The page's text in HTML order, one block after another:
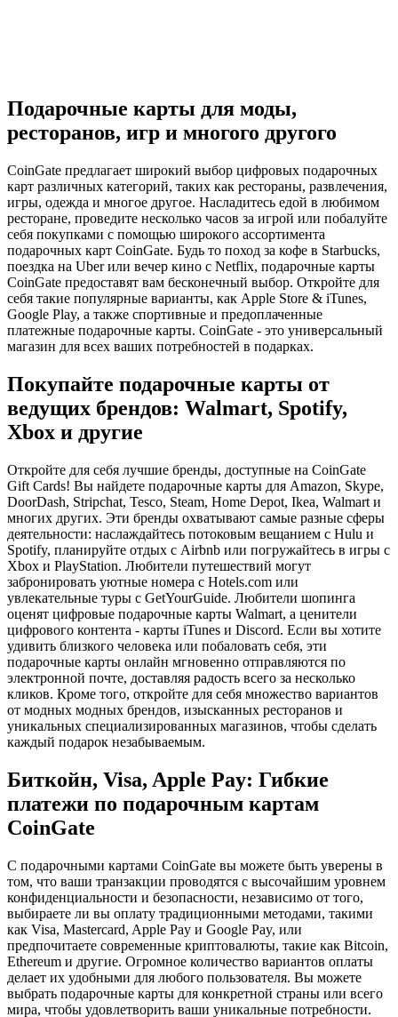
Подарочные карты для моды,
ресторанов, игр и многого другого
CoinGate предлагает широкий выбор цифровых подарочных
карт различных категорий, таких как рестораны, развлечения,
игры, одежда и многое другое. Насладитесь едой в любимом
ресторане, проведите несколько часов за игрой или побалуйте
себя покупками с помощью широкого ассортимента
подарочных карт CoinGate. Будь то поход за кофе в Starbucks,
поездка на Uber или вечер кино с Netflix, подарочные карты
CoinGate предоставят вам бесконечный выбор. Откройте для
себя такие популярные варианты, как Apple Store & iTunes,
Google Play, а также спортивные и предоплаченные
платежные подарочные карты. CoinGate - это универсальный
магазин для всех ваших потребностей в подарках.
Покупайте подарочные карты от
ведущих брендов: Walmart, Spotify,
Xbox и другие
Откройте для себя лучшие бренды, доступные на CoinGate
Gift Cards! Вы найдете подарочные карты для Amazon, Skype,
DoorDash, Stripchat, Tesco, Steam, Home Depot, Ikea, Walmart и
многих других. Эти бренды охватывают самые разные сферы
деятельности: наслаждайтесь потоковым вещанием с Hulu и
Spotify, планируйте отдых с Airbnb или погружайтесь в игры с
Xbox и PlayStation. Любители путешествий могут
забронировать уютные номера с Hotels.com или
увлекательные туры с GetYourGuide. Любители шопинга
оценят цифровые подарочные карты Walmart, а ценители
цифрового контента - карты iTunes и Discord. Если вы хотите
удивить близкого человека или побаловать себя, эти
подарочные карты онлайн мгновенно отправляются по
электронной почте, доставляя радость всего за несколько
кликов. Кроме того, откройте для себя множество вариантов
от модных модных брендов, изысканных ресторанов и
уникальных специализированных магазинов, чтобы сделать
каждый подарок незабываемым.
Биткойн, Visa, Apple Pay: Гибкие
платежи по подарочным картам
CoinGate
С подарочными картами CoinGate вы можете быть уверены в
том, что ваши транзакции проводятся с высочайшим уровнем
конфиденциальности и безопасности, независимо от того,
выбираете ли вы оплату традиционными методами, такими
как Visa, Mastercard, Apple Pay и Google Pay, или
предпочитаете современные криптовалюты, такие как Bitcoin,
Ethereum и другие. Огромное количество вариантов оплаты
делает их удобными для любого пользователя. Вы можете
выбрать подарочные карты для конкретной страны или всего
мира, чтобы удовлетворить ваши уникальные потребности.